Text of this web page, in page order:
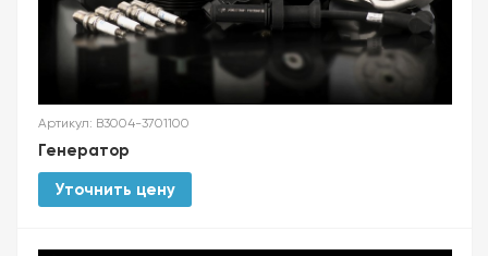
Артикул: B3004-3701100
Генератор
Уточнить цену